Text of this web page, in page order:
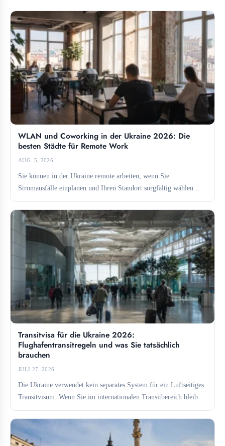
WLAN und Coworking in der Ukraine 2026: Die
besten Städte für Remote Work
AUG. 5, 2026
Sie können in der Ukraine remote arbeiten, wenn Sie
Stromausfälle einplanen und Ihren Standort sorgfältig wählen.
Lviv und...
Transitvisa für die Ukraine 2026:
Flughafentransitregeln und was Sie tatsächlich
brauchen
JULI 27, 2026
Die Ukraine verwendet kein separates System für ein Luftseitiges
Transitvisum. Wenn Sie im internationalen Transitbereich bleiben,
benötigen Sie...